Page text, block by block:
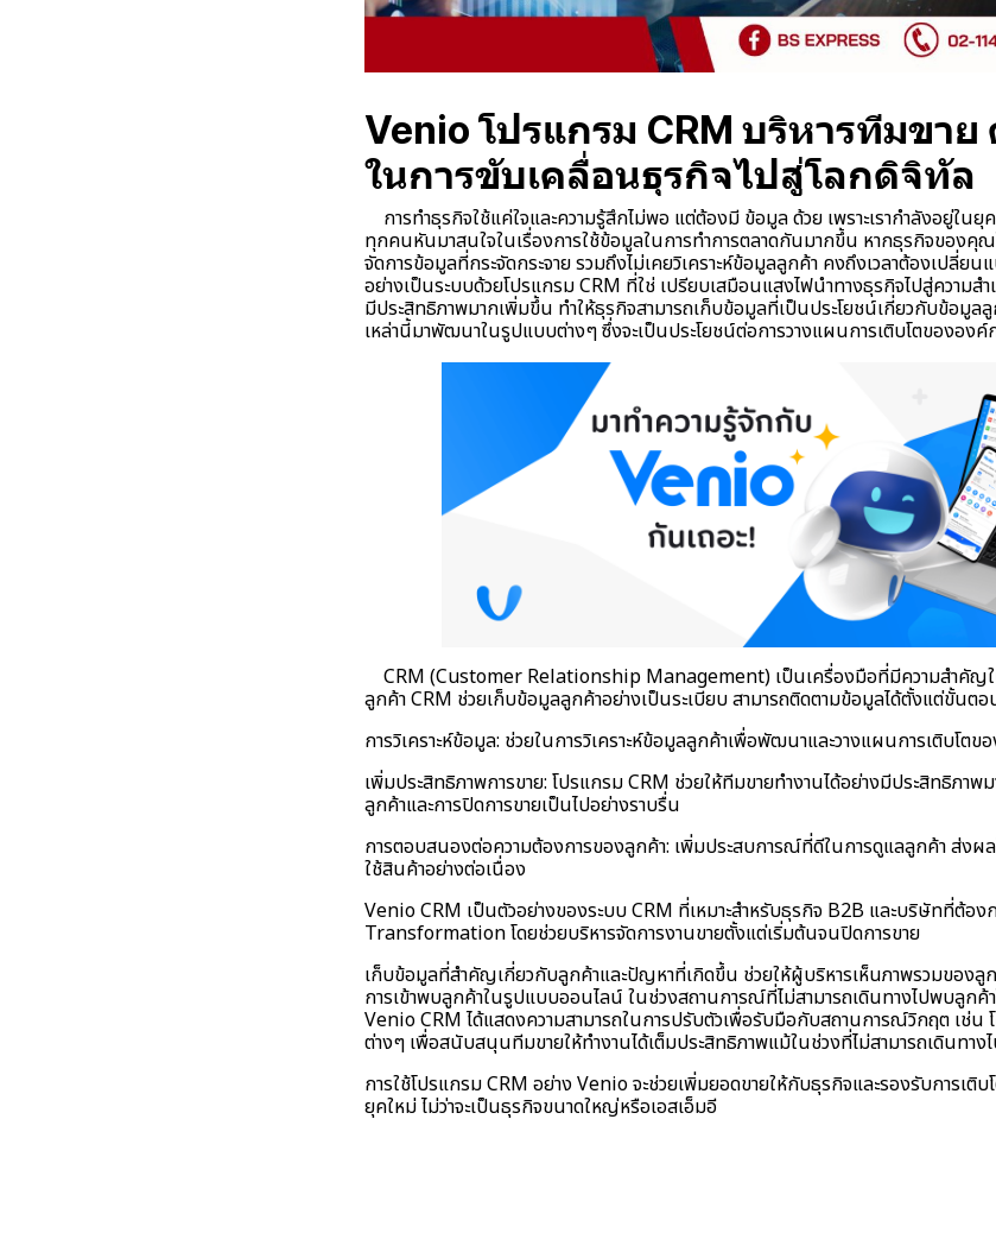
Venio โปรแกรม CRM บริหารทีมขาย
ในการขับเคลื่อนธุรกิจไปสู่โลกดิจิทัล
การทำธุรกิจใช้แค่ใจและความรู้สึกไม่พอ แต่ต้องมี ข้อมูล ด้วย เพราะเรากำลังอยู่
ทุกคนหันมาสนใจในเรื่องการใช้ข้อมูลในการทำการตลาดกันมากขึ้น หากธุรกิจของคุ
จัดการข้อมูลที่กระจัดกระจาย รวมถึงไม่เคยวิเคราะห์ข้อมูลลูกค้า คงถึงเวลาต้องเปลี่ย
อย่างเป็นระบบด้วยโปรแกรม CRM ที่ใช่ เปรียบเสมือนแสงไฟนำทางธุรกิจไปสู่ความสำ
มีประสิทธิภาพมากเพิ่มขึ้น ทำให้ธุรกิจสามารถเก็บข้อมูลที่เป็นประโยชน์เกี่ยวกับข้อมูล
เหล่านี้มาพัฒนาในรูปแบบต่างๆ ซึ่งจะเป็นประโยชน์ต่อการวางแผนการเติบโตขององ
CRM (Customer Relationship Management) เป็นเครื่องมือที่มีความสำคัญใ
ลูกค้า CRM ช่วยเก็บข้อมูลลูกค้าอย่างเป็นระเบียบ สามารถติดตามข้อมูลได้ตั้งแต่ขั้นต
การวิเคราะห์ข้อมูล: ช่วยในการวิเคราะห์ข้อมูลลูกค้าเพื่อพัฒนาและวางแผนการเติบโต
เพิ่มประสิทธิภาพการขาย: โปรแกรม CRM ช่วยให้ทีมขายทำงานได้อย่างมีประสิทธิภา
ลูกค้าและการปิดการขายเป็นไปอย่างราบรื่น
การตอบสนองต่อความต้องการของลูกค้า: เพิ่มประสบการณ์ที่ดีในการดูแลลูกค้า ส่งผล
ใช้สินค้าอย่างต่อเนื่อง
Venio CRM เป็นตัวอย่างของระบบ CRM ที่เหมาะสำหรับธุรกิจ B2B และบริษัทที่ต้อ
Transformation โดยช่วยบริหารจัดการงานขายตั้งแต่เริ่มต้นจนปิดการขาย
เก็บข้อมูลที่สำคัญเกี่ยวกับลูกค้าและปัญหาที่เกิดขึ้น ช่วยให้ผู้บริหารเห็นภาพรวมของลู
การเข้าพบลูกค้าในรูปแบบออนไลน์ ในช่วงสถานการณ์ที่ไม่สามารถเดินทางไปพบลูกค้
Venio CRM ได้แสดงความสามารถในการปรับตัวเพื่อรับมือกับสถานการณ์วิกฤต เช่น
ต่างๆ เพื่อสนับสนุนทีมขายให้ทำงานได้เต็มประสิทธิภาพแม้ในช่วงที่ไม่สามารถเดินทาง
การใช้โปรแกรม CRM อย่าง Venio จะช่วยเพิ่มยอดขายให้กับธุรกิจและรองรับการเติ
ยุคใหม่ ไม่ว่าจะเป็นธุรกิจขนาดใหญ่หรือเอสเอ็มอี